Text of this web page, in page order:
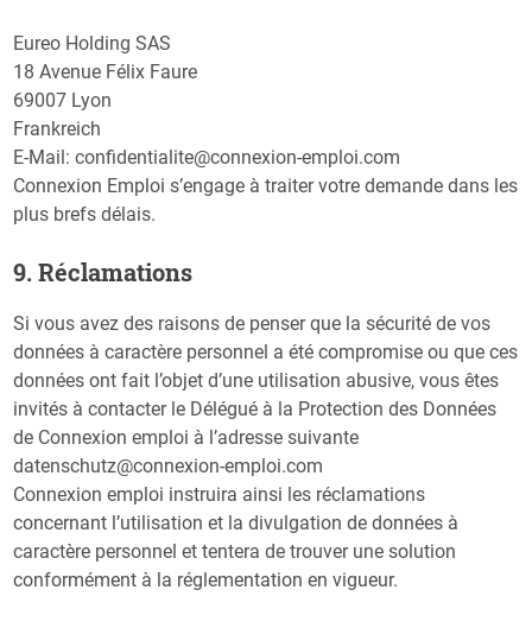
Eureo Holding SAS
18 Avenue Félix Faure
69007 Lyon
Frankreich
E-Mail: confidentialite@connexion-emploi.com
Connexion Emploi s’engage à traiter votre demande dans les
plus brefs délais.
​9. Réclamations
Si vous avez des raisons de penser que la sécurité de vos
données à caractère personnel a été compromise ou que ces
données ont fait l’objet d’une utilisation abusive, vous êtes
invités à contacter le Délégué à la Protection des Données
de Connexion emploi à l’adresse suivante
datenschutz@connexion-emploi.com
Connexion emploi instruira ainsi les réclamations
concernant l’utilisation et la divulgation de données à
caractère personnel et tentera de trouver une solution
conformément à la réglementation en vigueur.